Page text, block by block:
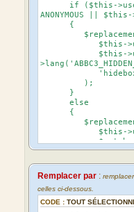
if ($this->user-
ANONYMOUS ||
{
$this->user-
$this-
);
}
else
{
$this->user-
}
Remplacer par :
celles ci-dessous.
CODE : TOUT